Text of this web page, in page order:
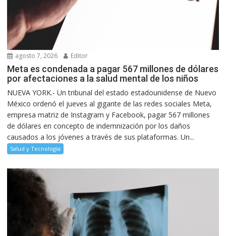
agosto 7, 2026 Editor
Meta es condenada a pagar 567 millones de dólares
por afectaciones a la salud mental de los niños
NUEVA YORK.- Un tribunal del estado estadounidense de Nuevo
México ordenó el jueves al gigante de las redes sociales Meta,
empresa matriz de Instagram y Facebook, pagar 567 millones
de dólares en concepto de indemnización por los daños
causados a los jóvenes a través de sus plataformas. Un...
Salud y Tecnología